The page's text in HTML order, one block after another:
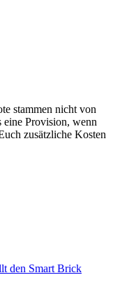
stammen nicht von
eine Provision, wenn
zusätzliche Kosten